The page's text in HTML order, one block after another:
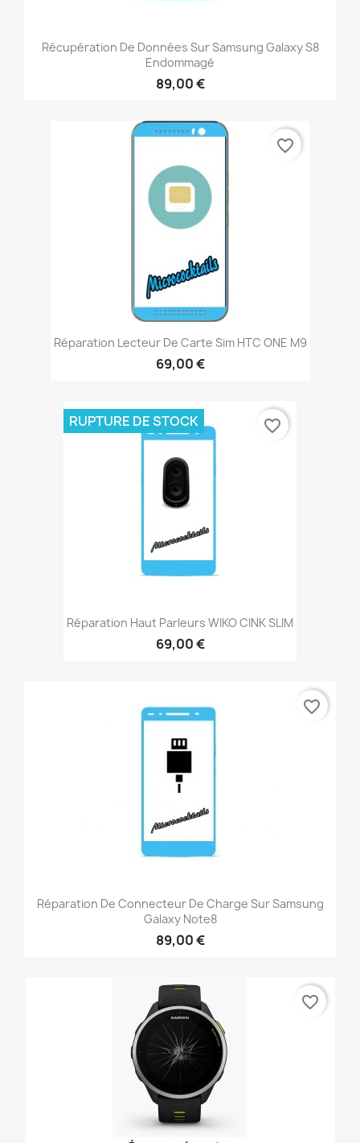
Récupération De Données Sur Samsung Galaxy S8
Endommagé
89,00 €
Réparation Lecteur De Carte Sim HTC ONE M9
69,00 €
favorite_border
Réparation Haut Parleurs WIKO CINK SLIM
69,00 €
RUPTURE DE STOCK favorite_border
Réparation De Connecteur De Charge Sur Samsung
Galaxy Note8
89,00 €
favorite_border
favorite_border